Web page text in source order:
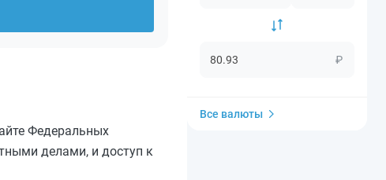
Федеральных
делами, и доступ к
₽
Все валюты